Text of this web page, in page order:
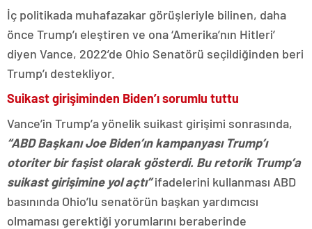
İç politikada muhafazakar görüşleriyle bilinen, daha
önce Trump’ı eleştiren ve ona ‘Amerika’nın Hitleri’
diyen Vance, 2022’de Ohio Senatörü seçildiğinden beri
Trump’ı destekliyor.
Suikast girişiminden Biden’ı sorumlu tuttu
Vance’in Trump’a yönelik suikast girişimi sonrasında,
“ABD Başkanı Joe Biden’ın kampanyası Trump’ı
otoriter bir faşist olarak gösterdi. Bu retorik Trump’a
suikast girişimine yol açtı”ifadelerini kullanması ABD
basınında Ohio’lu senatörün başkan yardımcısı
olmaması gerektiği yorumlarını beraberinde